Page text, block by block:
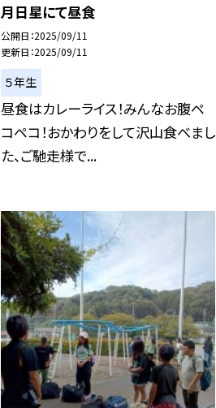
月日星にて昼食
公開日 2025/09/11
更新日 2025/09/11
５年生
昼食はカレーライス！みんなお腹ペ
コペコ！おかわりをして沢山食べまし
た、ご馳走様で...